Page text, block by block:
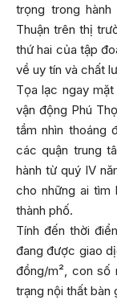
trọng trong
Thuận trên thị
thứ hai của tập
về uy tín và chất
Tọa lạc ngay
vận động Phú
tầm nhìn thoáng
các quận trung
hành từ quý IV
cho những ai tìm
thành phố.
Tính đến thời
đang được giao
đồng/m², con số
trạng nội thất bàn